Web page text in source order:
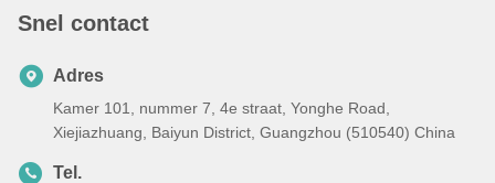
Snel contact
Adres
Kamer 101, nummer 7, 4e straat, Yonghe Road,
Xiejiazhuang, Baiyun District, Guangzhou (510540) China
Tel.